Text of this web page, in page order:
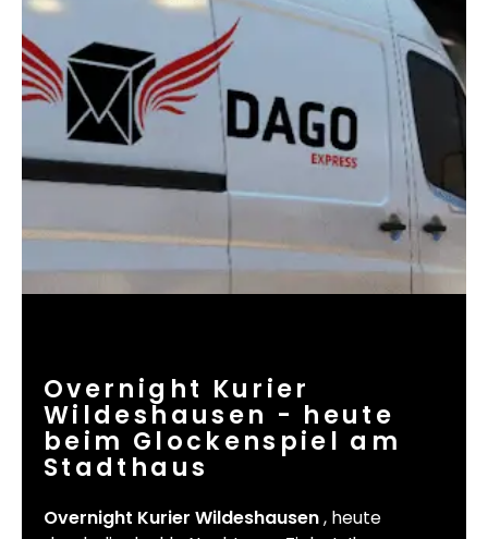
Overnight Kurier
Wildeshausen - heute
beim Glockenspiel am
Stadthaus
Overnight Kurier Wildeshausen, heute